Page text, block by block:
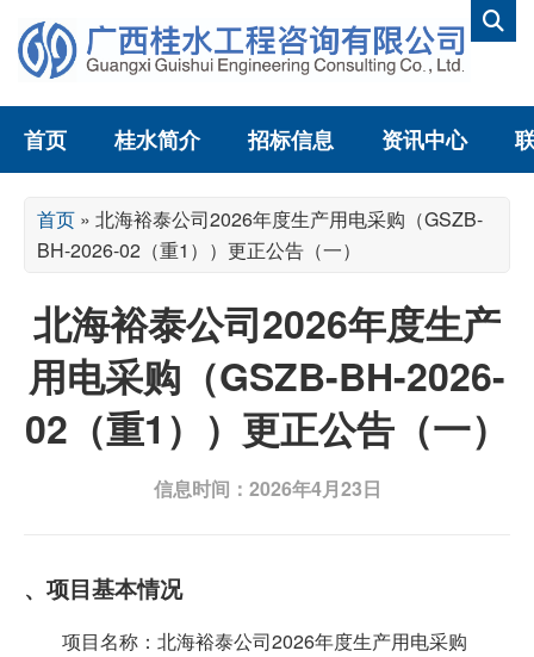
首页 桂水简介 招标信息 资讯中心
首页 » 北海裕泰公司2026年度生产用电采购（GSZB-
BH-2026-02（重1））更正公告（一）
北海裕泰公司2026年度生产
用电采购（GSZB-BH-2026-
02（重1））更正公告（一）
信息时间：2026年4月23日
、项目基本情况
项目名称：北海裕泰公司2026年度生产用电采购